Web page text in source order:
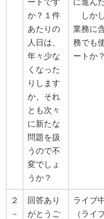
か？１件
あたりの
人日は、
年々少な
くなった
りします
か、それ
とも次々
に新たな
問題を扱
うので不
変でしょ
うか？
しか
業務に
務でも
ートか
２
－
回答あり
がとうご
ライブ
（ライ